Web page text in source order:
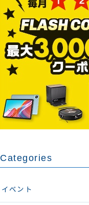
Categories
イベント